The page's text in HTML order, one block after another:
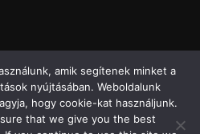
amik segítenek minket a
nyújtásában. Weboldalunk
hogy cookie-kat használjunk.
that we give you the best